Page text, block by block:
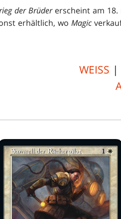
der Brüdererscheint am 18.
erhältlich, wo Magic
WEISS |